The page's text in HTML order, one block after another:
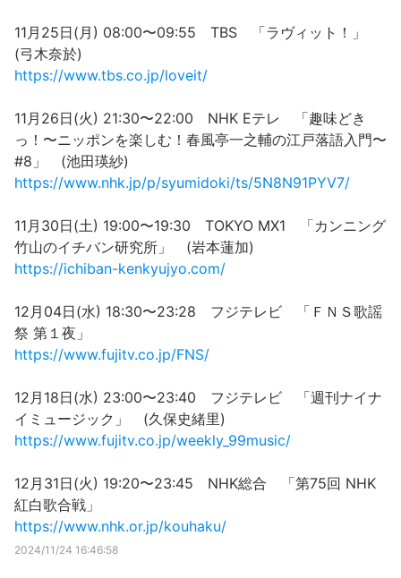
11月25日(月) 08:00〜09:55 TBS 「ラヴィット！」
(弓木奈於)
https://www.tbs.co.jp/loveit/
11月26日(火) 21:30〜22:00 NHK Eテレ 「趣味どき
っ！〜ニッポンを楽しむ！春風亭一之輔の江戸落語入門〜
#8」 (池田瑛紗)
https://www.nhk.jp/p/syumidoki/ts/5N8N91PYV7/
11月30日(土) 19:00〜19:30 TOKYO MX1 「カンニング
竹山のイチバン研究所」 (岩本蓮加)
https://ichiban-kenkyujyo.com/
12月04日(水) 18:30〜23:28 フジテレビ 「ＦＮＳ歌謡
祭 第１夜」
https://www.fujitv.co.jp/FNS/
12月18日(水) 23:00〜23:40 フジテレビ 「週刊ナイナ
イミュージック」 (久保史緒里)
https://www.fujitv.co.jp/weekly_99music/
12月31日(火) 19:20〜23:45 NHK総合 「第75回 NHK
紅白歌合戦」
https://www.nhk.or.jp/kouhaku/
2024/11/24 16:46:58